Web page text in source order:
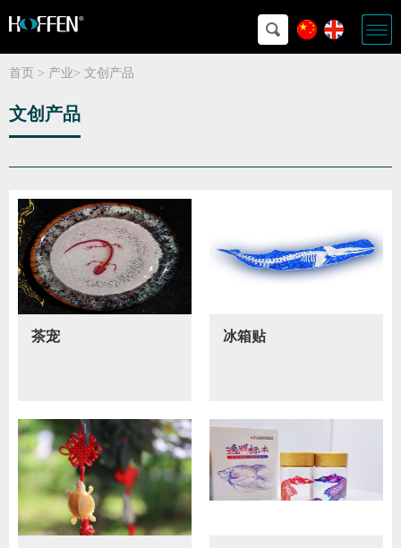
首页 > 产业> 文创产品
文创产品
茶宠 冰箱贴